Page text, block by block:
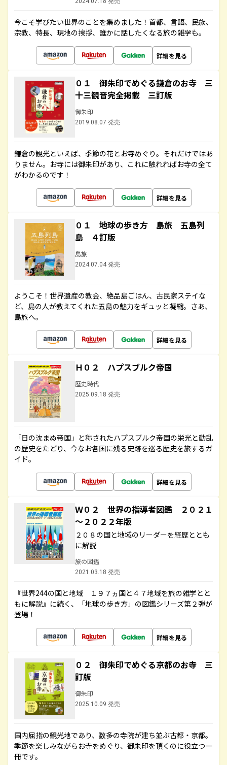
今こそ学びたい世界のことを集めました！首都、言語、民族、
宗教、特長、現地の挨拶、誰かに話したくなる旅の雑学も。
詳細を見る
０１ 御朱印でめぐる鎌倉のお寺 三
十三観音完全掲載 三訂版
御朱印
2019.08.07 発売
鎌倉の観光といえば、季節の花とお寺めぐり。それだけではあ
りません。お寺には御朱印があり、これに触れればお寺の全て
がわかるのです！
詳細を見る
０１ 地球の歩き方 島旅 五島列
島 ４訂版
島旅
2024.07.04 発売
ようこそ！世界遺産の教会、絶品島ごはん、古民家ステイな
ど、島の人が教えてくれた五島の魅力をギュッと凝縮。さあ、
島旅へ。
詳細を見る
Ｈ０２ ハプスブルク帝国
歴史時代
2025.09.18 発売
「日の沈まぬ帝国」と称されたハプスブルク帝国の栄光と動乱
の歴史をたどり、今なお各国に残る史跡を巡る歴史を旅するガ
イド。
詳細を見る
Ｗ０２ 世界の指導者図鑑 ２０２１
～２０２２年版
２０８の国と地域のリーダーを経歴ととも
に解説
旅の図鑑
2021.03.18 発売
『世界244の国と地域 １９７ヵ国と４７地域を旅の雑学とと
もに解説』に続く、「地球の歩き方」の図鑑シリーズ第２弾が
登場！
詳細を見る
０２ 御朱印でめぐる京都のお寺 三
訂版
御朱印
2025.10.09 発売
国内屈指の観光地であり、数多の寺院が建ち並ぶ古都・京都。
季節を楽しみながらお寺をめぐり、御朱印を頂くのに役立つ一
冊です。